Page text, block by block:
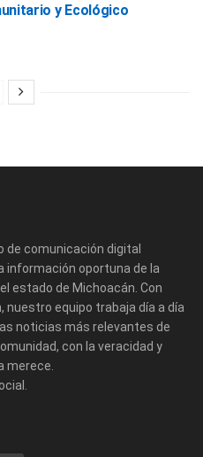
y Ecológico
de comunicación digital
información oportuna de la
estado de Michoacán. Con
nuestro equipo trabaja día a día
noticias más relevantes de
con la veracidad y
merece.